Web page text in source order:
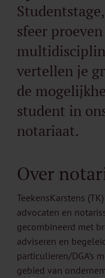
sfeer
vertellen je
de
student in
notariaat.
Over
TeekensKarstens
advocaten en
gecombineerd met
adviseren en
particulieren/DGA’s
gebied van